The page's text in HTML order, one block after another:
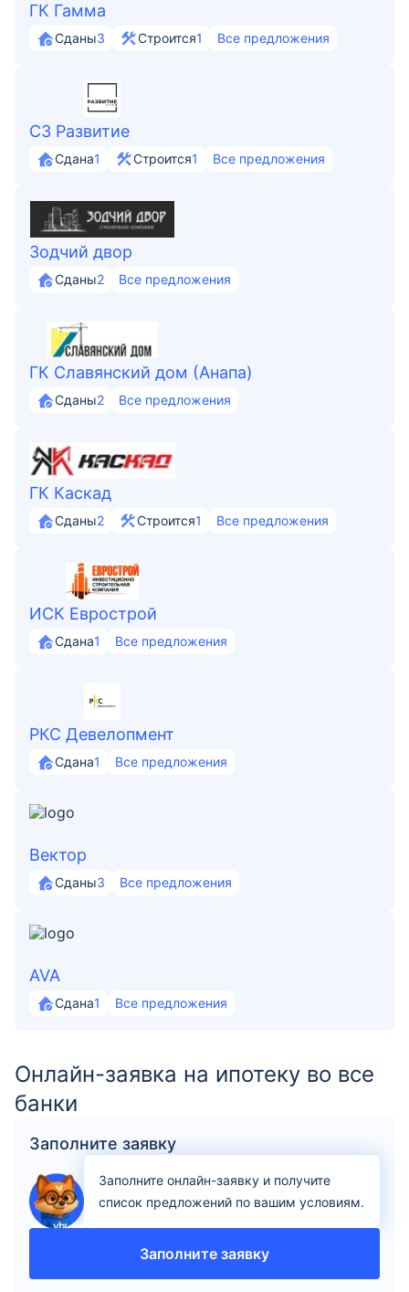
ГК Гамма
Сданы3 Строится1 Все предложения
СЗ Развитие
Сдана1 Строится1 Все предложения
Зодчий двор
Сданы2 Все предложения
ГК Славянский дом (Анапа)
Сданы2 Все предложения
ГК Каскад
Сданы2 Строится1 Все предложения
ИСК Еврострой
Сдана1 Все предложения
РКС Девелопмент
Сдана1 Все предложения
Вектор
Сданы3 Все предложения
AVA
Сдана1 Все предложения
Онлайн-заявка на ипотеку во все
банки
Заполните заявку
Заполните онлайн-заявку и получите
список предложений по вашим условиям.
Заполните заявку